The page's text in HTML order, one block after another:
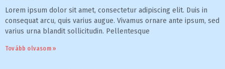
Lorem ipsum dolor sit amet, consectetur adipiscing elit. Duis in
consequat arcu, quis varius augue. Vivamus ornare ante ipsum, sed
varius urna blandit sollicitudin. Pellentesque
Tovább olvasom »